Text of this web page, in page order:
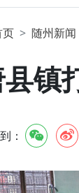
页 随州新闻
镇
：